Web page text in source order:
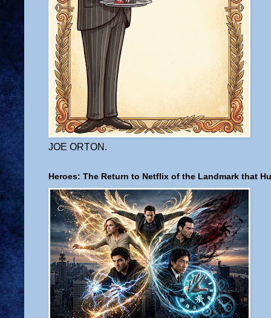
JOE ORTON.
Heroes: The Return to Netflix of the Landmark that